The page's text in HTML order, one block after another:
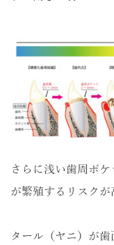
さらに浅い歯周ポ
が繁殖するリスクが
タール（ヤニ）が